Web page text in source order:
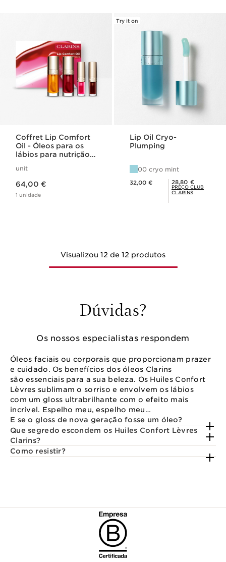
Coffret Lip Comfort
Oil - Óleos para os
lábios para nutrição
unit
64,00 €
1 unidade
Try it on
Lip Oil Cryo-
Plumping
00 cryo mint
32,00 € Preço Club Clarins 28,80 €
28,80 €
PREÇO CLUB
CLARINS
Visualizou 12 de 12 produtos
Dúvidas?
Os nossos especialistas respondem
Óleos faciais ou corporais que proporcionam prazer
e cuidado. Os benefícios dos óleos Clarins
são essenciais para a sua beleza. Os Huiles Confort
Lèvres sublimam o sorriso e envolvem os lábios
com um gloss ultrabrilhante com o efeito mais
incrível. Espelho meu, espelho meu…
E se o gloss de nova geração fosse um óleo?
Que segredo escondem os Huiles Confort Lèvres
Clarins?
Como resistir?